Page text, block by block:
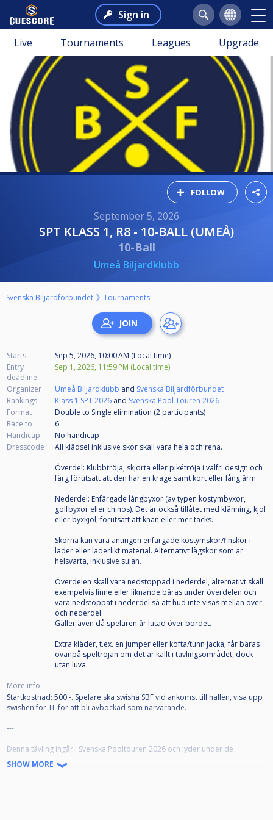
Sign in
Live Tournaments Leagues Upgrade
FOLLOW
September 5, 2026
SPT KLASS 1, R8 - 10-BALL (UMEÅ)
10-Ball
Umeå Biljardklubb
Svenska Biljardförbundet Tournaments
Starts
Sep 5, 2026, 10:00 AM (Local time)
Entry
deadline
Sep 1, 2026, 11:59 PM (Local time)
Organizer Umeå Biljardklubb and Svenska Biljardförbundet
Rankings
Klass 1 SPT 2026 and Svenska Pool Touren 2026
Format
Double to Single elimination (2 participants)
Race to
6
Handicap
No handicap
Dresscode
All klädsel inklusive skor skall vara hela och rena.
Överdel: Klubbtröja, skjorta eller pikétröja i valfri design och
färg förutsatt att den har en krage samt kort eller lång ärm.
Nederdel: Enfärgade långbyxor (av typen kostymbyxor,
golfbyxor eller chinos). Det är också tillåtet med klänning, kjol
eller byxkjol, förutsatt att knän eller mer täcks.
Skorna kan vara antingen enfärgade kostymskor/finskor i
läder eller läderlikt material. Alternativt lågskor som är
helsvarta, inklusive sulan.
Överdelen skall vara nedstoppad i nederdel, alternativt skall
exempelvis linne eller liknande bäras under överdelen och
vara nedstoppat i nederdel så att hud inte visas mellan över-
och nederdel.
Gäller även då spelaren är lutad över bordet.
Extra kläder, t.ex. en jumper eller kofta/tunn jacka, får bäras
ovanpå speltröjan om det är kallt i tävlingsområdet, dock
utan luva.
More info
Startkostnad: 500:-. Spelare ska swisha SBF vid ankomst till hallen, visa upp
swishen för TL för att bli avbockad som närvarande.
---
Denna tävling ingår i Svenska Pooltouren 2026 och lyder under de
tävlingsbestämmelser som började gälla 1 juli 2026.
SHOW MORE